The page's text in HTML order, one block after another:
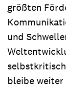
größten
und
bleibe